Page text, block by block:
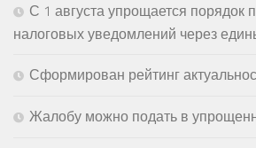
С 1 августа упрощается порядок
налоговых уведомлений через
Сформирован рейтинг
Жалобу можно подать в